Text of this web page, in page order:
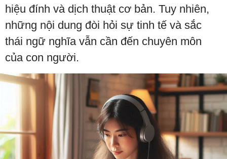
hiệu đính và dịch thuật cơ bản. Tuy nhiên,
những nội dung đòi hỏi sự tinh tế và sắc
thái ngữ nghĩa vẫn cần đến chuyên môn
của con người.